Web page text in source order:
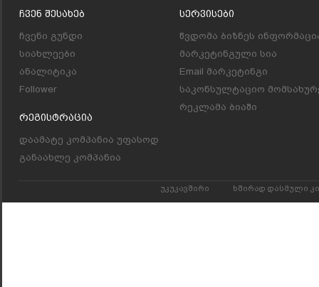
Ჩვენ Შესახებ
ჩვენი გუნდი
სიახლეები
ანალიტიკა
Follower
Რეგისტრაცია
დაამატე კომპანია უფასოდ
განაახლე კომპანია
Სერვისები
წვდომა ბიზნეს
მარკეტინგული სია
Email მარკეტინგი
საკონსულტაციო
რეკლამა ბიაში
უკუკავშირი ხშირად დასმული